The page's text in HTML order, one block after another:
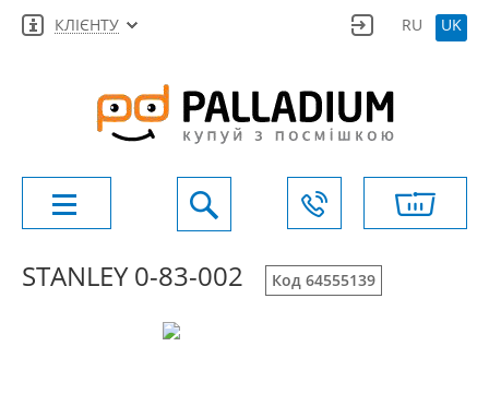
КЛІЄНТУ RU UK
STANLEY 0-83-002 Код 64555139